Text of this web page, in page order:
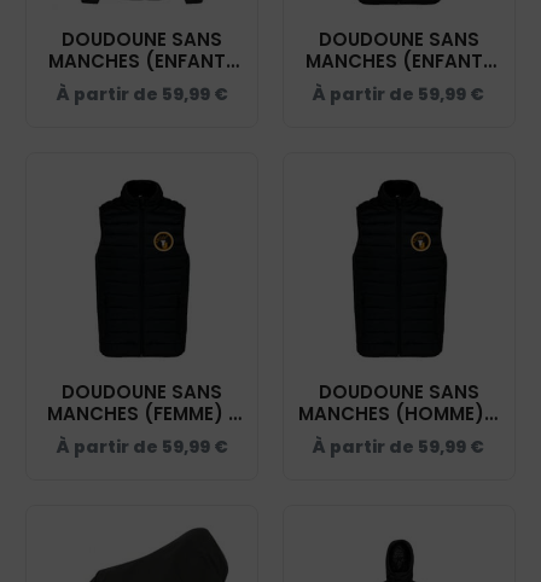
DOUDOUNE SANS
MANCHES (ENFANT)
- PONEY CLUB TEAM
JULIE - NOIR - K6115
À partir de 59,99 €
DOUDOUNE SANS
MANCHES (ENFANT)
- PONEY CLUB TEAM
JULIE - NOIR - K6115
À partir de 59,99 €
DOUDOUNE SANS
MANCHES (FEMME) -
PONEY CLUB TEAM
JULIE - NOIR - K6114
À partir de 59,99 €
DOUDOUNE SANS
MANCHES (HOMME) -
PONEY CLUB TEAM
JULIE - NOIR - K6113
À partir de 59,99 €